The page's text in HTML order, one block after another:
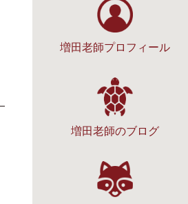
増田老師プロフィール
増田老師のブログ